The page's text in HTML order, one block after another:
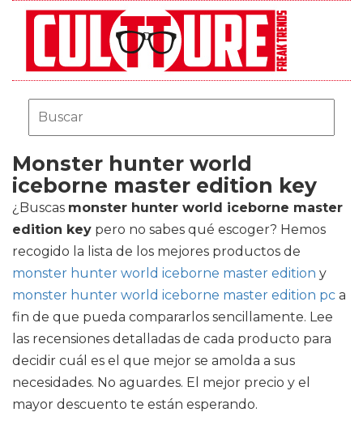
Monster hunter world
iceborne master edition key
¿Buscas monster hunter world iceborne master
edition key pero no sabes qué escoger? Hemos
recogido la lista de los mejores productos de
monster hunter world iceborne master edition y
monster hunter world iceborne master edition pc a
fin de que pueda compararlos sencillamente. Lee
las recensiones detalladas de cada producto para
decidir cuál es el que mejor se amolda a sus
necesidades. No aguardes. El mejor precio y el
mayor descuento te están esperando.